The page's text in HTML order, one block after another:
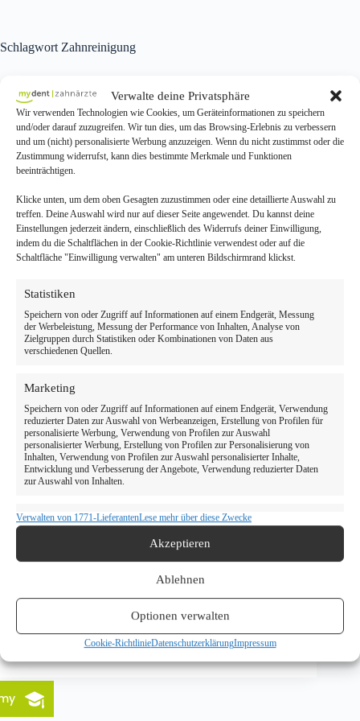
Verwalte deine Privatsphäre
Wir verwenden Technologien wie Cookies, um Geräteinformationen zu speichern
und/oder darauf zuzugreifen. Wir tun dies, um das Browsing-Erlebnis zu verbessern
und um (nicht) personalisierte Werbung anzuzeigen. Wenn du nicht zustimmst oder die
Zustimmung widerrufst, kann dies bestimmte Merkmale und Funktionen
beeinträchtigen.
Klicke unten, um dem oben Gesagten zuzustimmen oder eine detaillierte Auswahl zu
treffen. Deine Auswahl wird nur auf dieser Seite angewendet. Du kannst deine
Einstellungen jederzeit ändern, einschließlich des Widerrufs deiner Einwilligung,
indem du die Schaltflächen in der Cookie-Richtlinie verwendest oder auf die
Schaltfläche "Einwilligung verwalten" am unteren Bildschirmrand klickst.
Statistiken
Speichern von oder Zugriff auf Informationen auf einem Endgerät, Messung
der Werbeleistung, Messung der Performance von Inhalten, Analyse von
Zielgruppen durch Statistiken oder Kombinationen von Daten aus
verschiedenen Quellen.
Marketing
Speichern von oder Zugriff auf Informationen auf einem Endgerät, Verwendung
reduzierter Daten zur Auswahl von Werbeanzeigen, Erstellung von Profilen für
personalisierte Werbung, Verwendung von Profilen zur Auswahl
personalisierter Werbung, Erstellung von Profilen zur Personalisierung von
Inhalten, Verwendung von Profilen zur Auswahl personalisierter Inhalte,
Entwicklung und Verbesserung der Angebote, Verwendung reduzierter Daten
zur Auswahl von Inhalten.
Eigenschaften
Abgleichung und Kombination von Daten aus unterschiedlichen
Quellen, Verknüpfung verschiedener Endgeräte, Identifikation von
Endgeräten anhand automatisch übermittelter Informationen.
Verwendung genauer Standortdaten, Geräte anhand von
aktiv angeforderten Informationen identifizieren.
Gewährleistung der Sicherheit, Verhinderung und
Aufdeckung von Betrug und Fehlerbehebung,
Bereitstellung und Anzeige von Werbung und
Inhalten, Ihre Entscheidungen zum Datenschutz
speichern und übermitteln.
Verwalten von 1771-LieferantenLese mehr über diese Zwecke
Akzeptieren
Ablehnen
Optionen verwalten
Cookie-RichtlinieDatenschutzerklärungImpressum
Schlagwort Zahnreinigung
Neuss,Prophylaxe
Prophylaxe Neuss – Professionelle Zahnvorsorge bei
mydent
Prophylaxe Neuss: mydent bietet in Neuss
professionelle Vorsorge für gesunde Zähne. PZR,
Fluorid, individuelle Beratung.
Ilias Albay
22/03/2026
Duisburg,Prophylaxe
Zahnreinigung Duisburg – Professionelle PZR bei
Zahnreinigung Duisburg: mydent bietet
professionelle Zahnreinigung in Duisburg Marxloh
und Hochheide.
Ilias Albay
22/03/2026
Duisburg,Prophylaxe
Professionelle Zahnreinigung Duisburg – PZR bei
Professionelle Zahnreinigung Duisburg: mydent
bietet gründliche PZR in Duisburg Marxloh und
Hochheide. Jetzt Termin buchen.
Ilias Albay
22/03/2026